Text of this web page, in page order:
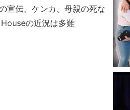
宣伝、ケンカ、母親の死な
の近況は多難